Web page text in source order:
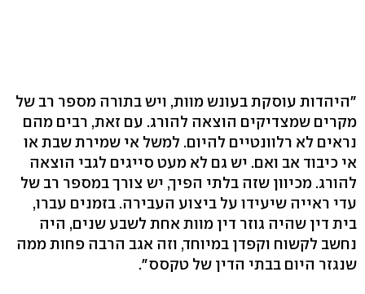
"היהדות עוסקת בעונש מוות, ויש בתורה מספר רב של
מקרים שמצדיקים הוצאה להורג. עם זאת, רבים מהם
נראים לא רלוונטיים להיום. למשל אי שמירת שבת או
אי כיבוד אב ואם. יש גם לא מעט סייגים לגבי הוצאה
להורג. מכיוון שזה בלתי הפיך, יש צורך במספר רב של
עדי ראייה שיעידו על ביצוע העבירה. בזמנים עברו,
בית דין שהיה גוזר דין מוות אחת לשבע שנים, היה
נחשב לקשוח וקפדן במיוחד, וזה אגב הרבה פחות ממה
שנגזר היום בבתי הדין של טקסס".